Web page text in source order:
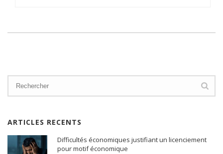
ARTICLES RECENTS
Difficultés économiques justifiant un licenciement
pour motif économique